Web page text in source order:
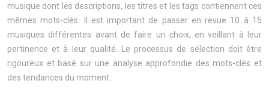
musique dont les descriptions, les titres et les tags contiennent ces
mêmes mots-clés. Il est important de passer en revue 10 à 15
musiques différentes avant de faire un choix, en veillant à leur
pertinence et à leur qualité. Le processus de sélection doit être
rigoureux et basé sur une analyse approfondie des mots-clés et
des tendances du moment.